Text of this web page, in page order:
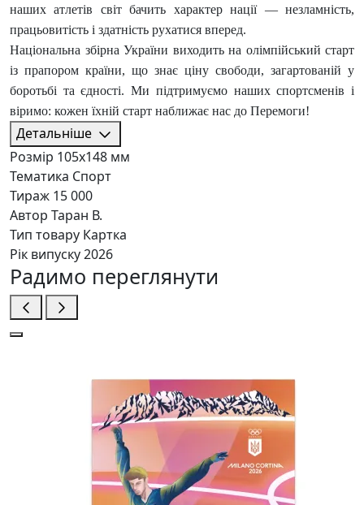
наших атлетів світ бачить характер нації — незламність,
працьовитість і здатність рухатися вперед.
Національна збірна України виходить на олімпійський старт
із прапором країни, що знає ціну свободи, загартованій у
боротьбі та єдності. Ми підтримуємо наших спортсменів і
віримо: кожен їхній старт наближає нас до Перемоги!
Детальніше
Розмір 105х148 мм
Тематика Спорт
Тираж 15 000
Автор Таран В.
Тип товару Картка
Рік випуску2026
Радимо переглянути